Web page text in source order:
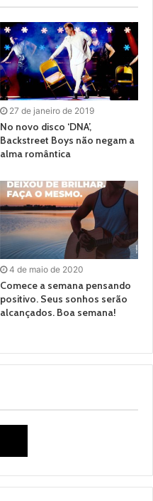
27 de janeiro de 2019
No novo disco ‘DNA’,
Backstreet Boys não negam a
alma romântica
4 de maio de 2020
Comece a semana pensando
positivo. Seus sonhos serão
alcançados. Boa semana!